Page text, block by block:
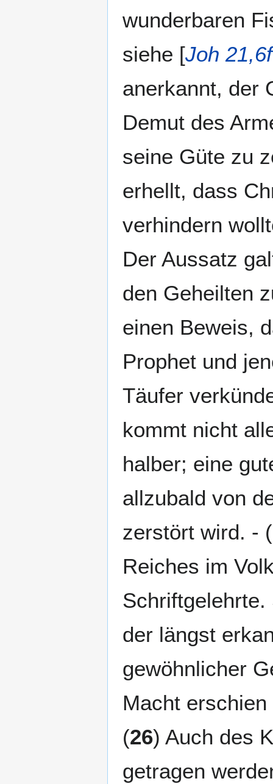
wunderbaren
siehe [Joh
anerkannt, der
Demut des
seine Güte zu
erhellt, dass
verhindern
Der Aussatz
den Geheilten
einen Beweis,
Prophet und
Täufer
kommt nicht
halber; eine
allzubald von
zerstört wird. - (
Reiches im
der längst
gewöhnlicher
Macht
(26) Auch des
getragen